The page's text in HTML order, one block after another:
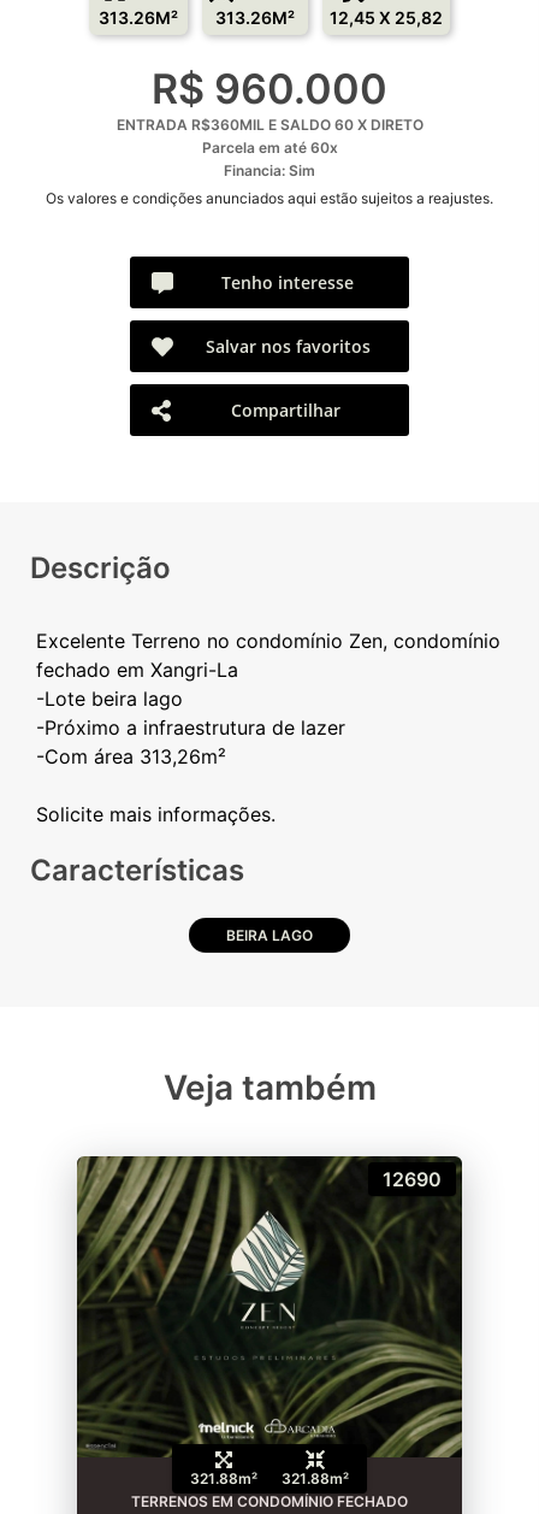
313.26M² 313.26M² 12,45 X 25,82
R$ 960.000
ENTRADA R$360MIL E SALDO 60 X DIRETO
Parcela em até 60x
Financia: Sim
Os valores e condições anunciados aqui estão sujeitos a reajustes.
Tenho interesse
Salvar nos favoritos
Compartilhar
Descrição
Excelente Terreno no condomínio Zen, condomínio
fechado em Xangri-La
-Lote beira lago
-Próximo a infraestrutura de lazer
-Com área 313,26m²
Características
BEIRA LAGO
Veja também
12690
321.88m²
321.88m²
TERRENOS EM CONDOMÍNIO FECHADO